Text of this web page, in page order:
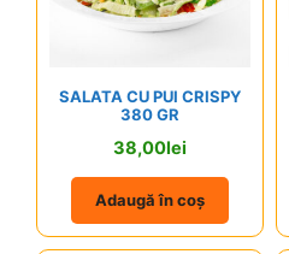
SALATA CU PUI CRISPY
380 GR
38,00lei
Adaugă în coș